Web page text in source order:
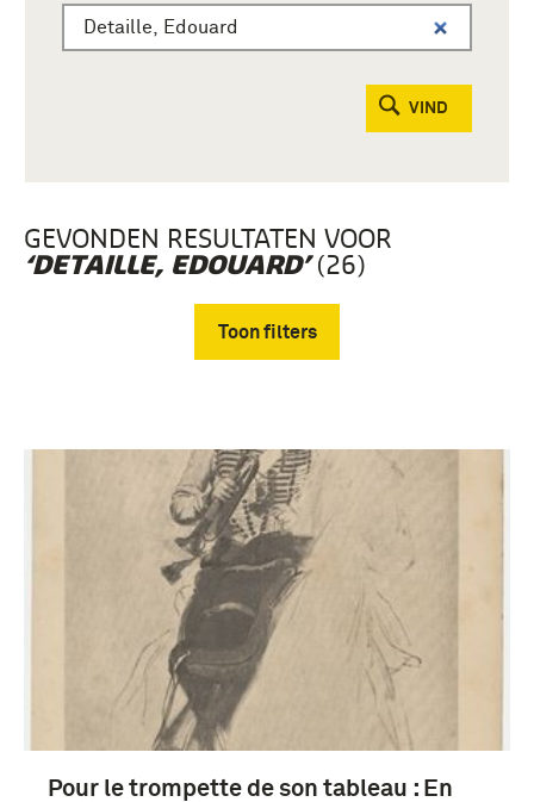
VIND
GEVONDEN RESULTATEN VOOR
‘DETAILLE, EDOUARD’(26)
Toon filters
Gebruiksgrafiek (11)
Prenten en Tekeningen (8)
Pour le trompette de son tableau : En